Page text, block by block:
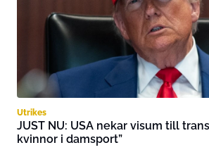
Utrikes
JUST NU: USA nekar visum till
kvinnor i damsport”